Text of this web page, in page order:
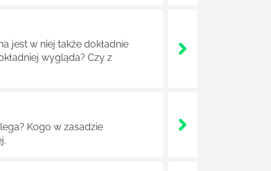
jest w niej także dokładnie
wygląda? Czy z
Kogo w zasadzie